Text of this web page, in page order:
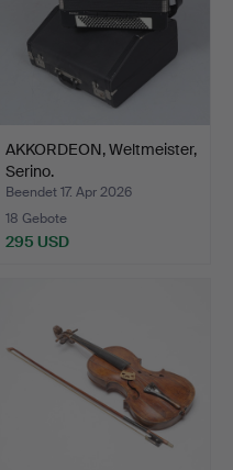
AKKORDEON, Weltmeister,
Serino.
Beendet 17. Apr 2026
18 Gebote
295 USD